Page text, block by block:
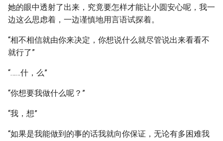
她的眼中透射了出来，究竟要怎样才能让小圆安心呢，我一
边这么思虑着，一边谨慎地用言语试探着。
“相不相信就由你来决定，你想说什么就尽管说出来看看不
就行了”
“……什，么”
“你想要我做什么呢？”
“我，想”
“如果是我能做到的事的话我就向你保证，无论有多困难我